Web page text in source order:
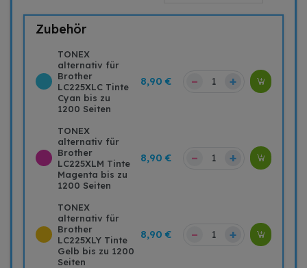
Zubehör
TONEX
alternativ für
Brother
LC225XLC Tinte
Cyan bis zu
1200 Seiten
8,90 € – +
TONEX
alternativ für
Brother
LC225XLM Tinte
Magenta bis zu
1200 Seiten
8,90 € – +
TONEX
alternativ für
Brother
LC225XLY Tinte
Gelb bis zu 1200
Seiten
8,90 € – +